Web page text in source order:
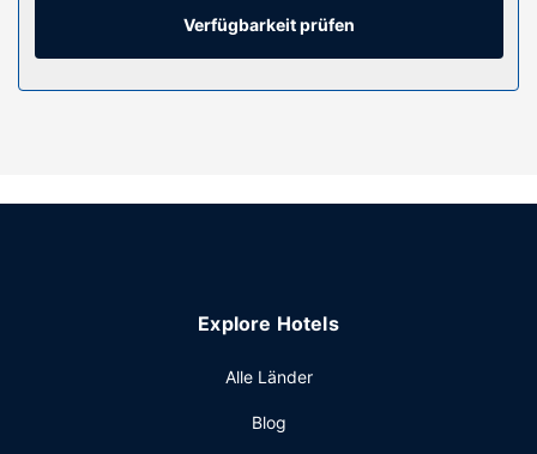
gehören Safes und Wasserkocher mit Kaffee-/Teezubehör;
Ausstattung der Anlage
Freizeitmöglichkeiten auch für dich das Richtige dabei:
großes Frühstück angeboten.
Verfügbarkeit prüfen
Explore Hotels
Alle Länder
Blog